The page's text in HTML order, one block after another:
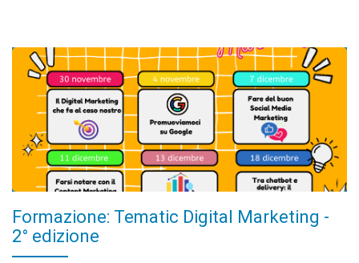
Formazione: Tematic Digital Marketing -
2° edizione